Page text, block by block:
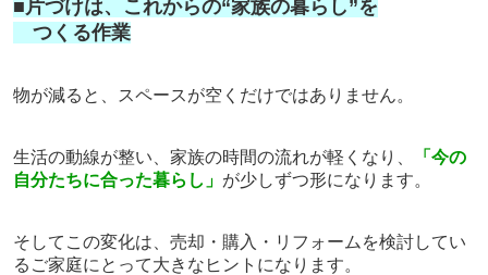
■片づけは、これからの“家族の暮らし”を
つくる作業
物が減ると、スペースが空くだけではありません。
生活の動線が整い、家族の時間の流れが軽くなり、
「今の
自分たちに合った暮らし」 が少しずつ形になります。
そしてこの変化は、 売却・購入・リフォームを検討してい
るご家庭にとって大きなヒントになります。